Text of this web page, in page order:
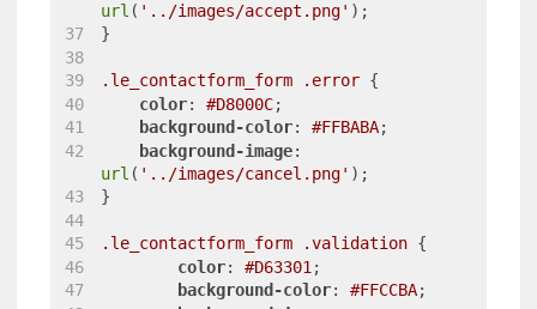
url ( '../images/accept.png' );
}
.le_contactform_form .error {
color: #D8000C;
background-color: #FFBABA;
background-image
url ( '../images/cancel.png' );
}
.le_contactform_form .validation {
color: #D63301 ;
background-color: #FFCCBA;